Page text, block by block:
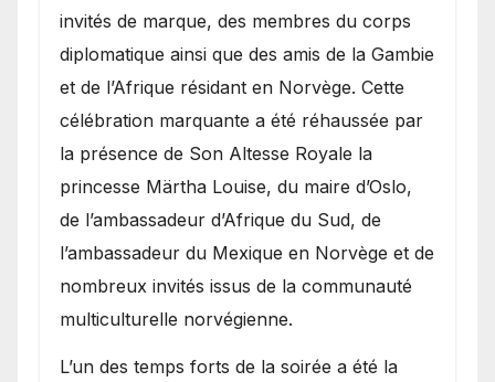
invités de marque, des membres du corps
diplomatique ainsi que des amis de la Gambie
et de l’Afrique résidant en Norvège. Cette
célébration marquante a été réhaussée par
la présence de Son Altesse Royale la
princesse Märtha Louise, du maire d’Oslo,
de l’ambassadeur d’Afrique du Sud, de
l’ambassadeur du Mexique en Norvège et de
nombreux invités issus de la communauté
multiculturelle norvégienne.
​L’un des temps forts de la soirée a été la